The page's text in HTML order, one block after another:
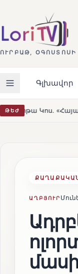
ՈՒՐԲԱԹ, ՕԳՈՍՏՈՍԻ
Գլխավոր
ԹԵԺ
ԵՄ-ն երբեք
ԱՂԲՅՈՒՐ